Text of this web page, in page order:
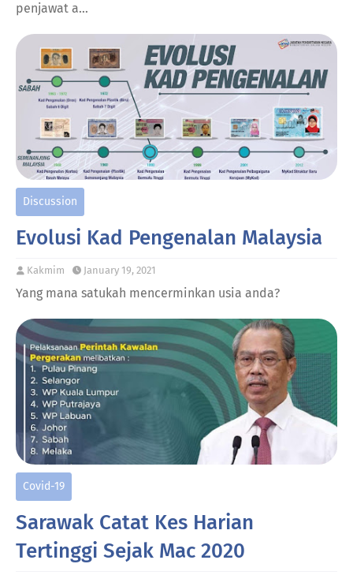
penjawat a…
Discussion
Evolusi Kad Pengenalan Malaysia
Kakmim January 19, 2021
Yang mana satukah mencerminkan usia anda?
Covid-19
Sarawak Catat Kes Harian
Tertinggi Sejak Mac 2020